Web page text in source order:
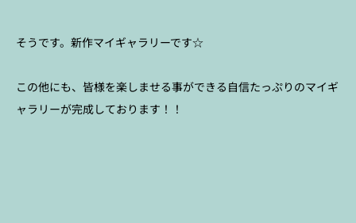
そうです。新作マイギャラリーです☆
この他にも、皆様を楽しませる事ができる自信たっぷりのマイギ
ャラリーが完成しております！！